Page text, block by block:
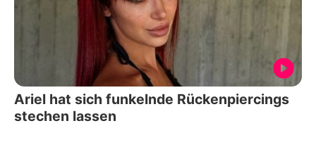
Ariel hat sich funkelnde Rückenpiercings
stechen lassen